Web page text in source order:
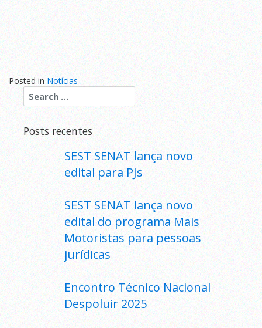
Posted inNotícias
Posts recentes
SEST SENAT lança novo
edital para PJs
SEST SENAT lança novo
edital do programa Mais
Motoristas para pessoas
jurídicas
Encontro Técnico Nacional
Despoluir 2025